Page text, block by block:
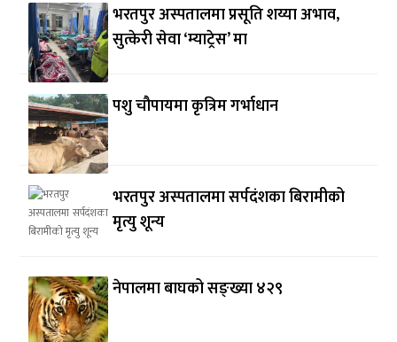
भरतपुर अस्पतालमा प्रसूति शय्या अभाव,
सुत्केरी सेवा ‘म्याट्रेस’ मा
पशु चौपायमा कृत्रिम गर्भाधान
भरतपुर अस्पतालमा सर्पदंशका बिरामीको
मृत्यु शून्य
नेपालमा बाघको सङ्ख्या ४२९